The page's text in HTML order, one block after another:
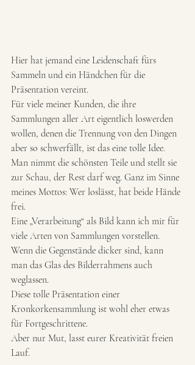
Hier hat jemand eine Leidenschaft fürs
Sammeln und ein Händchen für die
Präsentation vereint.
Für viele meiner Kunden, die ihre
Sammlungen aller Art eigentlich loswerden
wollen, denen die Trennung von den Dingen
aber so schwerfällt, ist das eine tolle Idee.
Man nimmt die schönsten Teile und stellt sie
zur Schau, der Rest darf weg. Ganz im Sinne
meines Mottos: Wer loslässt, hat beide Hände
frei.
Eine „Verarbeitung“ als Bild kann ich mir für
viele Arten von Sammlungen vorstellen.
Wenn die Gegenstände dicker sind, kann
man das Glas des Bilderrahmens auch
weglassen.
Diese tolle Präsentation einer
Kronkorkensammlung ist wohl eher etwas
für Fortgeschrittene.
Aber nur Mut, lasst eurer Kreativität freien
Lauf.